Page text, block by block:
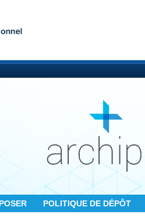
POLITIQUE DE DÉPÔT